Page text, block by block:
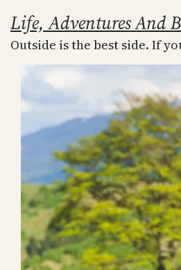
to
content
Life, Adventures And
Outside is the best side. If